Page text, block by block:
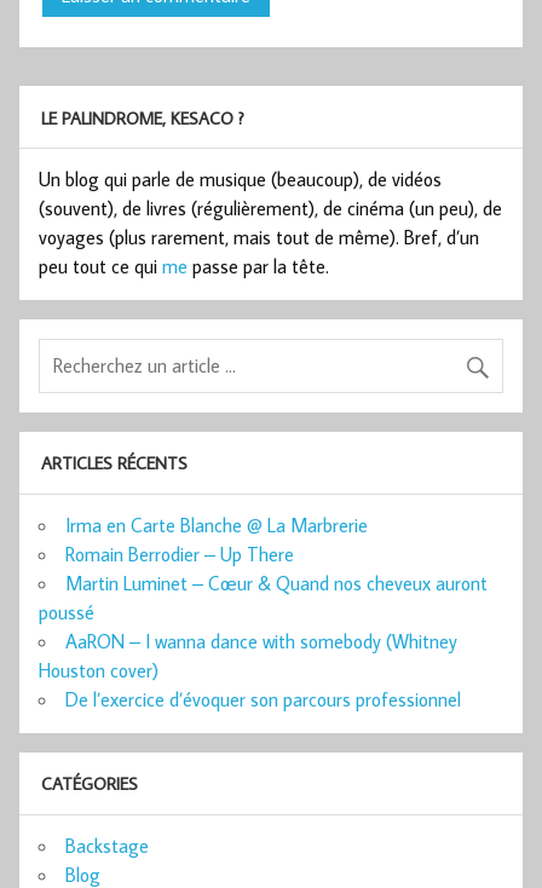
LE PALINDROME, KESACO ?
Un blog qui parle de musique (beaucoup), de vidéos
(souvent), de livres (régulièrement), de cinéma (un peu), de
voyages (plus rarement, mais tout de même). Bref, d’un
peu tout ce qui me passe par la tête.
ARTICLES RÉCENTS
Irma en Carte Blanche @ La Marbrerie
Romain Berrodier – Up There
Martin Luminet – Cœur & Quand nos cheveux auront
poussé
AaRON – I wanna dance with somebody (Whitney
Houston cover)
De l’exercice d’évoquer son parcours professionnel
CATÉGORIES
Backstage
Blog